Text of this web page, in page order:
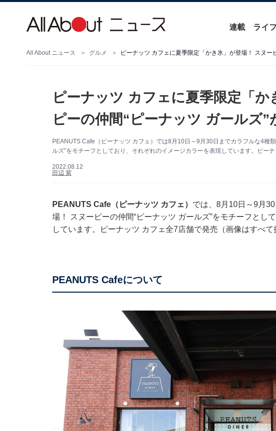
連載 ライフ
All About ニュース グルメ ピーナッツ カフェに夏季限定「かき氷」が登場！ スヌー
ピーナッツ カフェに夏季限定「か
ピーの仲間“ピーナッツ ガールズ”
PEANUTS Cafe（ピーナッツ カフェ）では8月10日～9月30日までカラフルな4種
ルズ”をモチーフとしており、それぞれのイメージカラーを表現しています。ピーナ
2022.08.12
田辺 紫
PEANUTS Cafe（ピーナッツ カフェ） では、8月10日～9月
場！ スヌーピーの仲間“ピーナッツ ガールズ”をモチーフとし
しています。ピーナッツ カフェ全7店舗で発売（画像はすべて
PEANUTS Cafeについて